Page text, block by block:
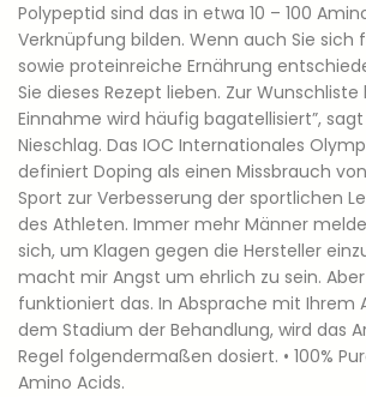
Polypeptid sind das in etwa 10 – 100
Verknüpfung bilden. Wenn auch Sie sich
sowie proteinreiche Ernährung
Sie dieses Rezept lieben. Zur Wunschliste
Einnahme wird häufig bagatellisiert”,
Nieschlag. Das IOC Internationales
definiert Doping als einen Missbrauch
Sport zur Verbesserung der sportlichen
des Athleten. Immer mehr Männer
sich, um Klagen gegen die Hersteller
macht mir Angst um ehrlich zu sein.
funktioniert das. In Absprache mit Ihrem
dem Stadium der Behandlung, wird das
Regel folgendermaßen dosiert. • 100% Pure
Amino Acids.